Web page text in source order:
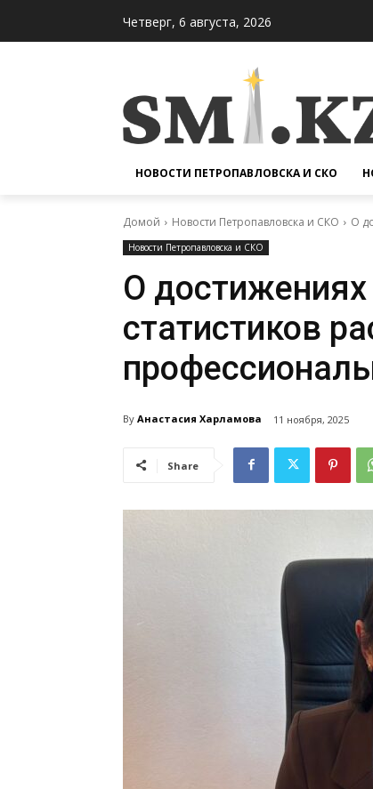
Четверг, 6 августа, 2026
НОВОСТИ ПЕТРОПАВЛОВСКА И СКО
Домой Новости Петропавловска и СКО О
Новости Петропавловска и СКО
О достижениях
статистиков
By Анастасия Харламова 11 ноября, 2025
Share